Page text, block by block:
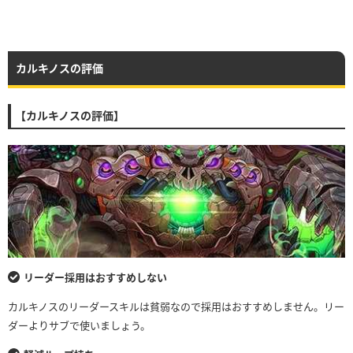
カルキノスの評価
【カルキノスの評価】
リーダー採用はおすすめしない
カルキノスのリーダースキルは貧弱なので採用はおすすめしません。リー
ダーよりサブで使いましょう。